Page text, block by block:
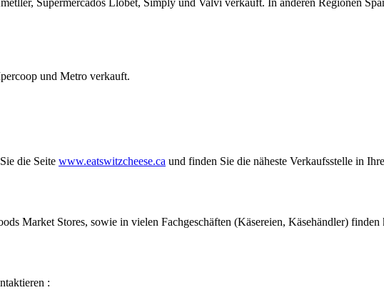
Supermercados Llobet, Simply und Valvi verkauft. In anderen Regionen
und Metro verkauft.
die Seite www.eatswitzcheese.ca und finden Sie die näheste Verkaufsstelle in
Market Stores, sowie in vielen Fachgeschäften (Käsereien, Käsehändler) finden
: